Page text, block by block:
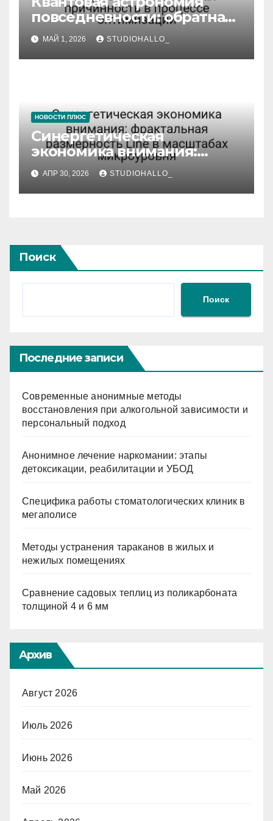
повседневности: обратная
причинность в процессе
оптимизации
МАЙ 1, 2026 STUDIOHALLO_
НОВОСТИ ПЛЮС
Синергетическая
экономика внимания:
фрактальная размерность
Line в масштабах
микроуровня
АПР 30, 2026 STUDIOHALLO_
Поиск
Поиск
Последние записи
Современные анонимные методы
восстановления при алкогольной зависимости и
персональный подход
Анонимное лечение наркомании: этапы
детоксикации, реабилитации и УБОД
Специфика работы стоматологических клиник в
мегаполисе
Методы устранения тараканов в жилых и
нежилых помещениях
Сравнение садовых теплиц из поликарбоната
толщиной 4 и 6 мм
Архив
Август 2026
Июль 2026
Июнь 2026
Май 2026